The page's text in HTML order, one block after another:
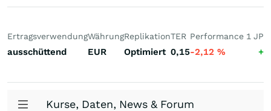
Ertragsverwendung
ausschüttend
Währung
EUR
Replikation
Optimiert
TER
0,15
Performance 1 J
-2,12 %
Kurse, Daten, News & Forum